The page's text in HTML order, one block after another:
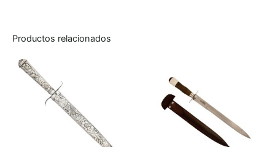
Productos relacionados